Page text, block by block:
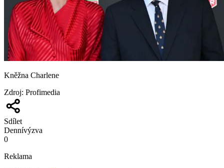
Kněžna Charlene
Zdroj: Profimedia
Sdílet
Dennívýzva
0
Reklama